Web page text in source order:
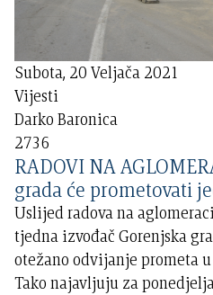
Subota, 20 Veljača 2021
Vijesti
Darko Baronica
2736
RADOVI NA
grada će prometovati
Uslijed radova na
tjedna izvođač Gorenjska
otežano odvijanje prometa
Tako najavljuju za